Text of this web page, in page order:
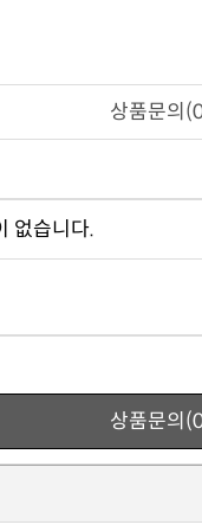
상품문의
없습니다.
상품문의